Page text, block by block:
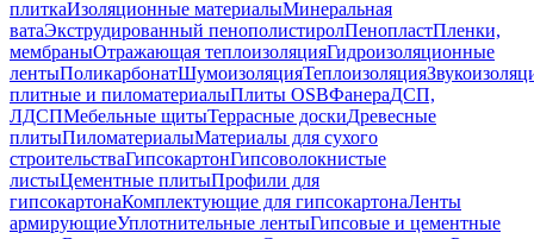
плиткаИзоляционные материалыМинеральная
ватаЭкструдированный пенополистиролПенопластПленки,
мембраныОтражающая теплоизоляцияГидроизоляционные
лентыПоликарбонатШумоизоляцияТеплоизоляция
плитные и пиломатериалыПлиты OSBФанераДСП,
ЛДСПМебельные щитыТеррасные доскиДревесные
плитыПиломатериалыМатериалы для сухого
строительстваГипсокартонГипсоволокнистые
листыЦементные плитыПрофили для
гипсокартонаКомплектующие для гипсокартонаЛенты
армирующиеУплотнительные лентыГипсовые и цементные